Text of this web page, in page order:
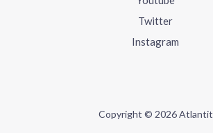
Twitter
Instagram
Copyright © 2026 Atlantit